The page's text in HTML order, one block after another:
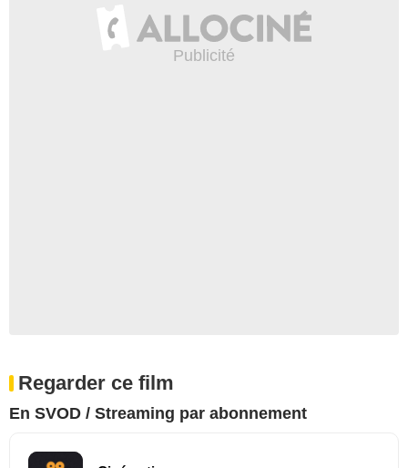
Regarder ce film
En SVOD / Streaming par abonnement